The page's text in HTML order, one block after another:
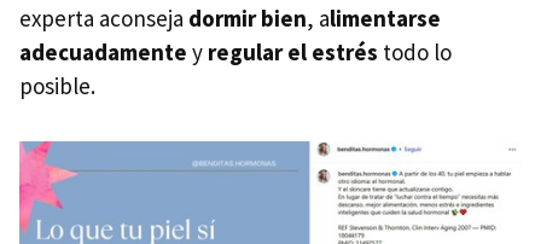
experta aconseja dormir bien, alimentarse
adecuadamente y regular el estrés todo lo
posible.